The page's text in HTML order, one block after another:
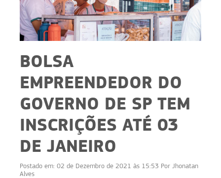
BOLSA
EMPREENDEDOR DO
GOVERNO DE SP TEM
INSCRIÇÕES ATÉ 03
DE JANEIRO
Postado em: 02 de Dezembro de 2021 às 15:53 Por Jhonatan
Alves